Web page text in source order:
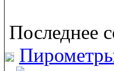
Последнее